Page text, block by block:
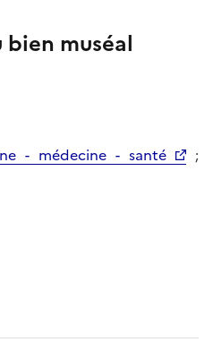
muséal
- médecine - santé
;